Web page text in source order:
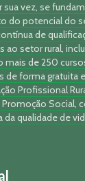
sua vez, se
do potencial do
de
ao setor rural,
mais de 250
de forma gratuita
Profissional
Social,
qualidade de